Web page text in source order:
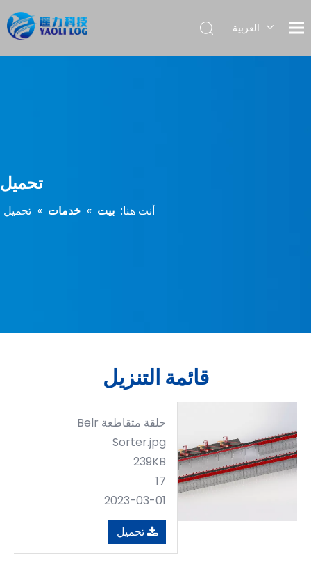
العربية
تحميل
أنت هنا: بيت » خدمات » تحميل
قائمة التنزيل
حلقة متقاطعة Belr
Sorter.jpg
239KB
17
2023-03-01
تحميل